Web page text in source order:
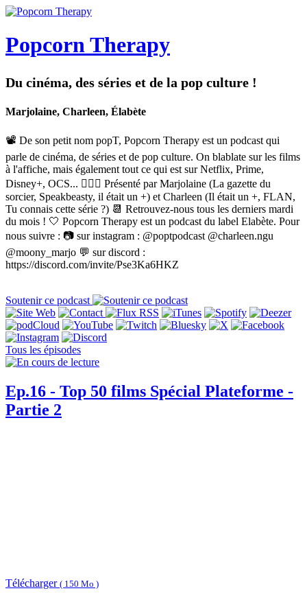
Popcorn Therapy
Du cinéma, des séries et de la pop culture !
Marjolaine, Charleen, Élabète
📽 De son petit nom popT, Popcorn Therapy est un podcast qui
parle de cinéma, de séries et de pop culture. On blablate sur les films
à l'affiche, mais également tout ce qui est sur Netflix, Prime,
Disney+, OCS... 🙋🏼‍♀️ Présenté par Marjolaine (La gazette du
sorcier, Speakbeasty, il était un +) et Charleen (Il était un +, FLAN,
Tu connais cette série ?) 📆 Retrouvez-nous tous les derniers mardi
du mois ! 🤍 Popcorn Therapy est un podcast du label Elabète. Pour
nous suivre : 📷 sur instagram : @poptpodcast @charleen.ngu
@moony_marjo 💬 sur discord :
https://discord.com/invite/Pse3Ka6HKZ
Soutenir ce podcast
Tous les épisodes
Ep.16 - Top 50 films Spécial Plateforme -
Partie 2
Télécharger ( 150 Mo )